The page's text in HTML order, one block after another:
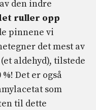
den indre
ruller opp
pinnene vi
det mest av
(et aldehyd), tilstede
Det er også
som
til dette